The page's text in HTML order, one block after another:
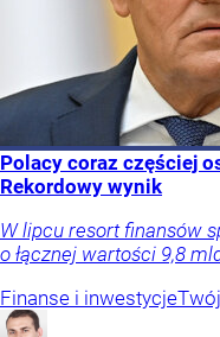
Polacy coraz częściej
Rekordowy wynik
W lipcu resort finansów
o łącznej wartości 9,8
Finanse i inwestycje